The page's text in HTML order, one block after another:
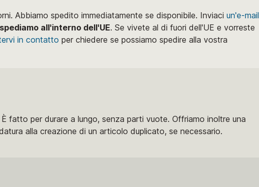
Abbiamo spedito immediatamente se disponibile. Inviaci un'e-mail
all'interno dell'UE. Se vivete al di fuori dell'UE e vorreste
in ​​contatto per chiedere se possiamo spedire alla vostra
fatto per durare a lungo, senza parti vuote. Offriamo inoltre una
alla creazione di un articolo duplicato, se necessario.